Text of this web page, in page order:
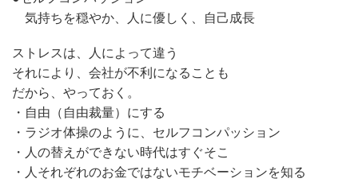
気持ちを穏やか、人に優しく、自己成長
ストレスは、人によって違う
それにより、会社が不利になることも
だから、やっておく。
・自由（自由裁量）にする
・ラジオ体操のように、セルフコンパッション
・人の替えができない時代はすぐそこ
・人それぞれのお金ではないモチベーションを知る